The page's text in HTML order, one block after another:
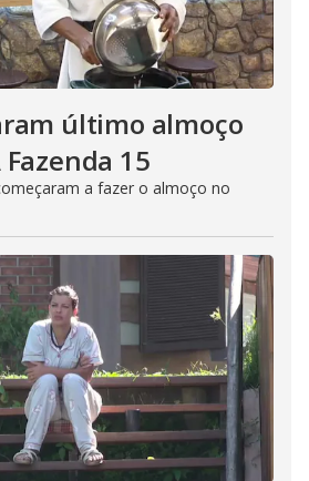
último almoço
15
a fazer o almoço no